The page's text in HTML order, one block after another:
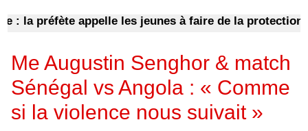
préfète appelle les jeunes à faire de la protection des
Me Augustin Senghor & match
Sénégal vs Angola : « Comme
si la violence nous suivait »